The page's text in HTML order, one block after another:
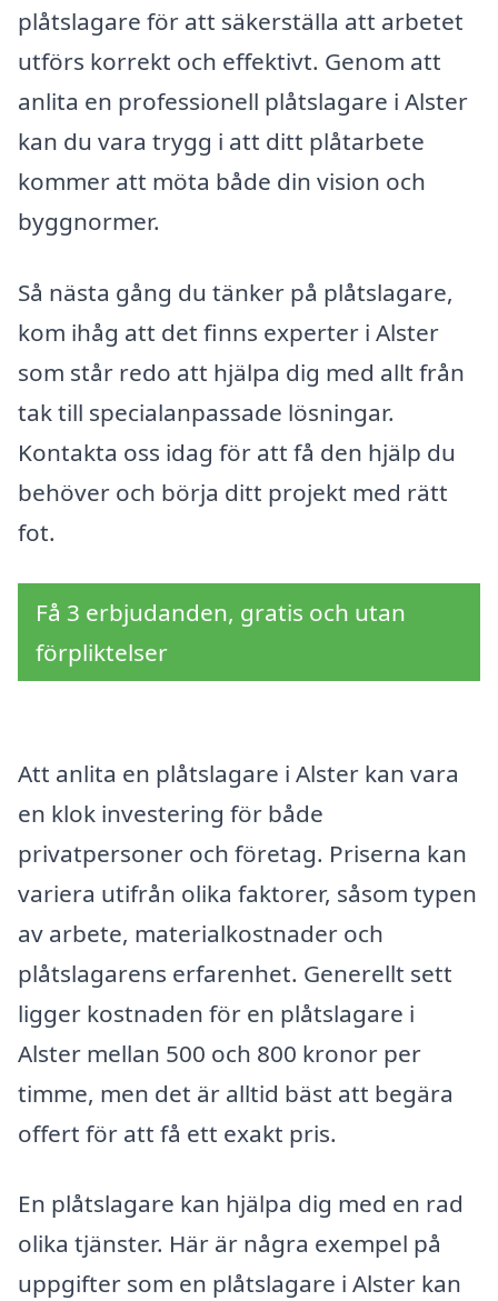
plåtslagare för att säkerställa att arbetet
utförs korrekt och effektivt. Genom att
anlita en professionell plåtslagare i Alster
kan du vara trygg i att ditt plåtarbete
kommer att möta både din vision och
byggnormer.
Så nästa gång du tänker på plåtslagare,
kom ihåg att det finns experter i Alster
som står redo att hjälpa dig med allt från
tak till specialanpassade lösningar.
Kontakta oss idag för att få den hjälp du
behöver och börja ditt projekt med rätt
fot.
Få 3 erbjudanden, gratis och utan
förpliktelser
Att anlita en plåtslagare i Alster kan vara
en klok investering för både
privatpersoner och företag. Priserna kan
variera utifrån olika faktorer, såsom typen
av arbete, materialkostnader och
plåtslagarens erfarenhet. Generellt sett
ligger kostnaden för en plåtslagare i
Alster mellan 500 och 800 kronor per
timme, men det är alltid bäst att begära
offert för att få ett exakt pris.
En plåtslagare kan hjälpa dig med en rad
olika tjänster. Här är några exempel på
uppgifter som en plåtslagare i Alster kan